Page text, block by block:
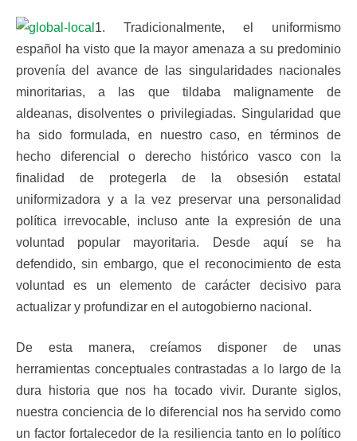
1. Tradicionalmente, el uniformismo
español ha visto que la mayor amenaza a su predominio
provenía del avance de las singularidades nacionales
minoritarias, a las que tildaba malignamente de
aldeanas, disolventes o privilegiadas. Singularidad que
ha sido formulada, en nuestro caso, en términos de
hecho diferencial o derecho histórico vasco con la
finalidad de protegerla de la obsesión estatal
uniformizadora y a la vez preservar una personalidad
política irrevocable, incluso ante la expresión de una
voluntad popular mayoritaria. Desde aquí se ha
defendido, sin embargo, que el reconocimiento de esta
voluntad es un elemento de carácter decisivo para
actualizar y profundizar en el autogobierno nacional.
De esta manera, creíamos disponer de unas
herramientas conceptuales contrastadas a lo largo de la
dura historia que nos ha tocado vivir. Durante siglos,
nuestra conciencia de lo diferencial nos ha servido como
un factor fortalecedor de la resiliencia tanto en lo político